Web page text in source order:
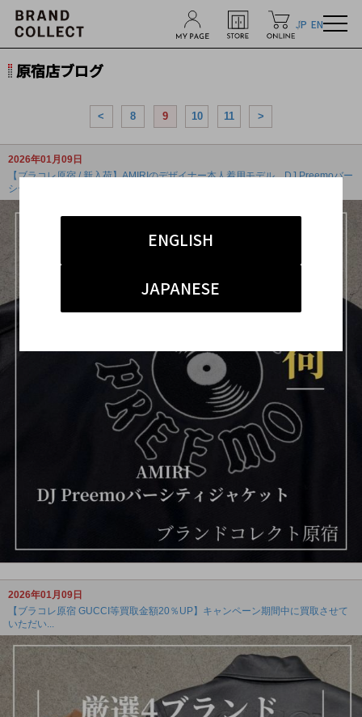
JP EN
ENGLISH
JAPANESE
原宿店ブログ
< 8 9 10 11 >
2026年01月09日
【ブラコレ原宿 / 新入荷】AMIRIのデザイナー本人着用モデル、DJ Preemoバー
シティ...
2026年01月09日
【ブラコレ原宿 GUCCI等買取金額20％UP】キャンペーン期間中に買取させて
いただい...